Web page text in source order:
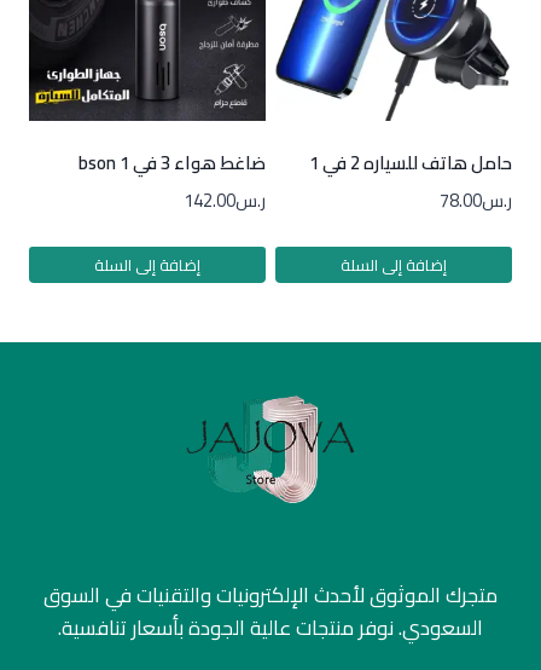
حامل هاتف للسياره 2 في 1
ر.س78.00
إضافة إلى السلة
ضاغط هواء 3 في 1 bson
ر.س142.00
إضافة إلى السلة
متجرك الموثوق لأحدث الإلكترونيات والتقنيات في السوق
السعودي. نوفر منتجات عالية الجودة بأسعار تنافسية.